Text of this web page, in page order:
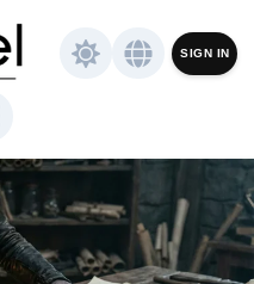
SIGN IN